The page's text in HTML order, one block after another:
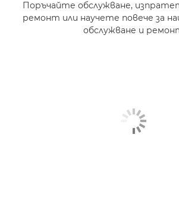
Поръчайте обслужване,
ремонт или научете повече за
обслужване и